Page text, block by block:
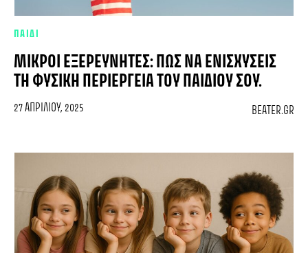
ΠΑΙΔΙ
ΜΙΚΡΟΊ ΕΞΕΡΕΥΝΗΤΈΣ: ΠΏΣ ΝΑ ΕΝΙΣΧΎΣΕΙΣ
ΤΗ ΦΥΣΙΚΉ ΠΕΡΙΈΡΓΕΙΑ ΤΟΥ ΠΑΙΔΙΟΎ ΣΟΥ.
27 ΑΠΡΙΛΊΟΥ, 2025 BEATER.GR